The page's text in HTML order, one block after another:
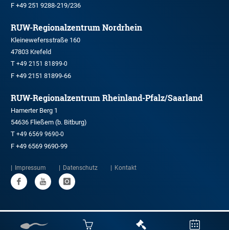
F +49 251 9288-219/236
RUW-Regionalzentrum Nordrhein
Kleinewefersstraße 160
47803 Krefeld
T +49 2151 81899-0
F +49 2151 81899-66
RUW-Regionalzentrum Rheinland-Pfalz/Saarland
Hamerter Berg 1
54636 Fließem (b. Bitburg)
T +49 6569 9690-0
F +49 6569 9690-99
Impressum Datenschutz Kontakt